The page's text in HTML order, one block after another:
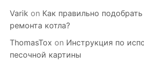
Varik on Как правильно
ремонта котла?
ThomasTox on Инструкция по
песочной картины